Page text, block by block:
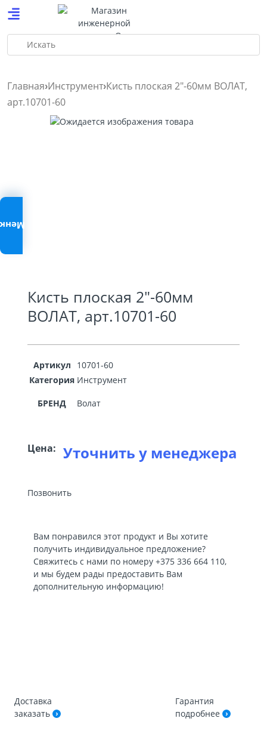
Искать
Главная Инструмент Кисть плоская 2″-60мм ВОЛАТ,
арт.10701-60
Кисть плоская 2″-60мм
ВОЛАТ, арт.10701-60
Артикул
10701-60
Категория Инструмент
БРЕНД Волат
Цена: Уточнить у менеджера
Позвонить
Вам понравился этот продукт и Вы хотите
получить индивидуальное предложение?
Свяжитесь с нами по номеру +375 336 664 110,
и мы будем рады предоставить Вам
дополнительную информацию!
Доставка
заказать
Гарантия
подробнее